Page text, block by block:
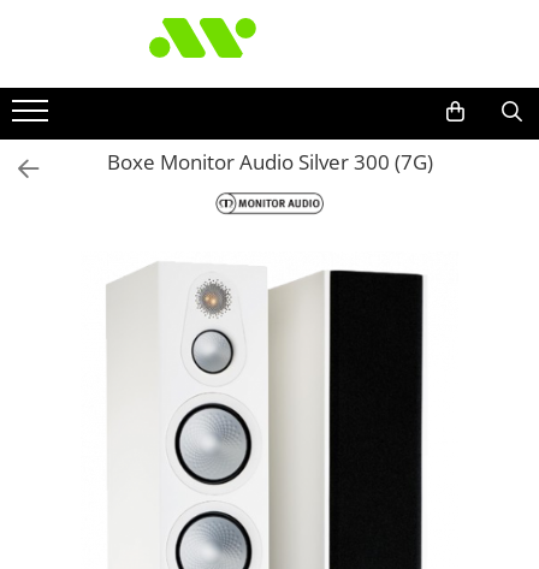
Boxe Monitor Audio Silver 300 (7G)